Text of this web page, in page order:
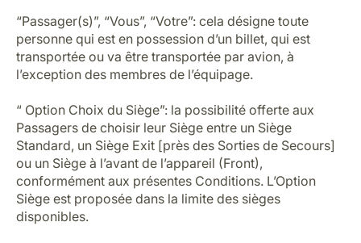
“Passager(s)”, “Vous”, “Votre”: cela désigne toute
personne qui est en possession d’un billet, qui est
transportée ou va être transportée par avion, à
l’exception des membres de l’équipage.
“ Option Choix du Siège”: la possibilité offerte aux
Passagers de choisir leur Siège entre un Siège
Standard, un Siège Exit [près des Sorties de Secours]
ou un Siège à l’avant de l’appareil (Front),
conformément aux présentes Conditions. L’Option
Siège est proposée dans la limite des sièges
disponibles.